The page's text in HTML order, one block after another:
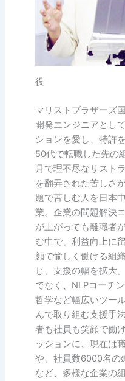
役
マリストブラザーズ
開発エンジニアとし
ションを愛し、特許を
50代で転職した先の
月で理不尽なリスト
を翻弄された苦しさ
題で苦しむ人を日本
業。企業の問題解決
が上がっても離職者
む中で、利益向上に
顔で愉しく働ける組
じ、支援の幅を拡大
でなく、NLPコーチ
哲学など幅広いツー
んで取り組む支援手
者も社員も笑顔で働
ッションに、現在は
や、社員数6000名の
など、多様な企業の